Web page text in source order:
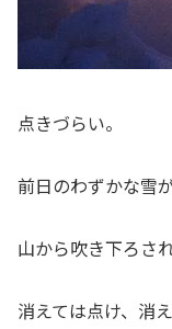
点きづらい。
前日のわずかな雪
山から吹き下ろさ
消えては点け、消